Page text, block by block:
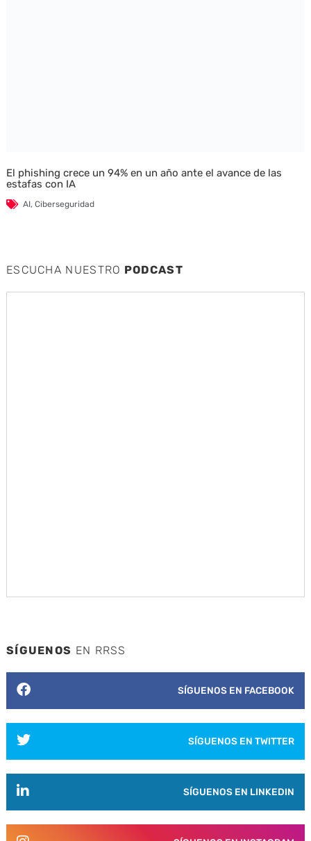
El phishing crece un 94% en un año ante el avance de las
estafas con IA
AI, Ciberseguridad
ESCUCHA NUESTRO PODCAST
SÍGUENOS EN RRSS
SÍGUENOS EN FACEBOOK
SÍGUENOS EN TWITTER
SÍGUENOS EN LINKEDIN